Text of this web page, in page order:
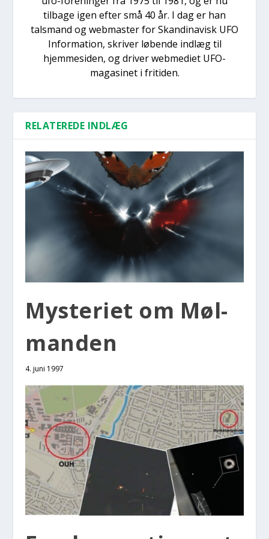
tilbage igen efter små 40 år. I dag er han
talsmand og webmaster for Skandinavisk UFO
Information, skriver løbende indlæg til
hjemmesiden, og driver webmediet UFO-
magasinet i fritiden.
RELATEREDE INDLÆG
Myste­ri­et om Møl­
man­den
4. juni 1997